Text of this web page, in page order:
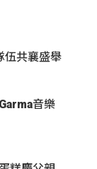
伍共襄盛舉
音樂